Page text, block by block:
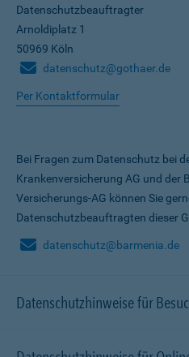
Datenschutzbeauftragter
Arnoldiplatz 1
50969 Köln
datenschutz@gothaer.de
Per Kontaktformular
Bei Fragen zum Datenschutz bei
Krankenversicherung AG und der
Versicherungs-AG können Sie
Datenschutzbeauftragten dieser
datenschutz@barmenia.de
Datenschutzhinweise für